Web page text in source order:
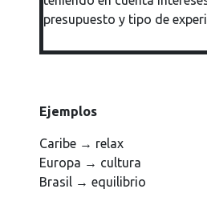
Ejemplos
Caribe → relax
Europa → cultura
Brasil → equilibrio